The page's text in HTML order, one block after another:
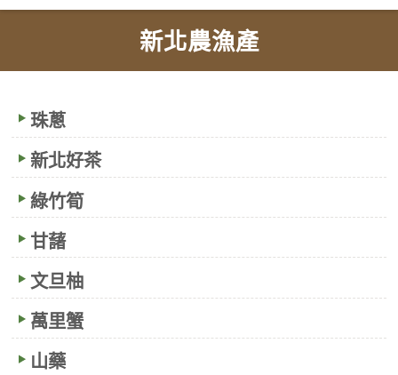
新北農漁產
珠蔥
新北好茶
綠竹筍
甘藷
文旦柚
萬里蟹
山藥